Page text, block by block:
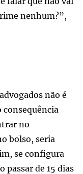
nenhum?”,
não é
consequência
no
bolso, seria
se configura
passar de 15 dias